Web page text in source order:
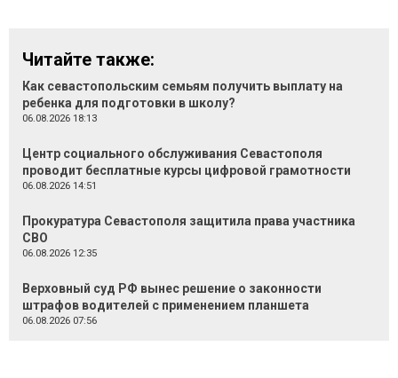
Читайте также:
Как севастопольским семьям получить выплату на
ребенка для подготовки в школу?
06.08.2026 18:13
Центр социального обслуживания Севастополя
проводит бесплатные курсы цифровой грамотности
06.08.2026 14:51
Прокуратура Севастополя защитила права участника
СВО
06.08.2026 12:35
Верховный суд РФ вынес решение о законности
штрафов водителей с применением планшета
06.08.2026 07:56